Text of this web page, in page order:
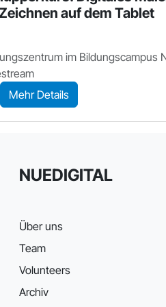
auf dem Tablet
Mehr Details
NUEDIGITAL
Über uns
Team
Volunteers
Archiv